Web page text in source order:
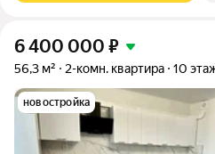
6 400 000 ₽
56,3 м² 2-комн. квартира 10
новостройка